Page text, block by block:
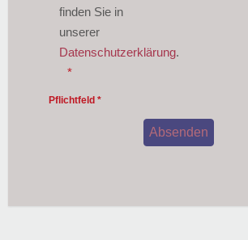
finden Sie in
unserer
Datenschutzerklärung.
Pflichtfeld *